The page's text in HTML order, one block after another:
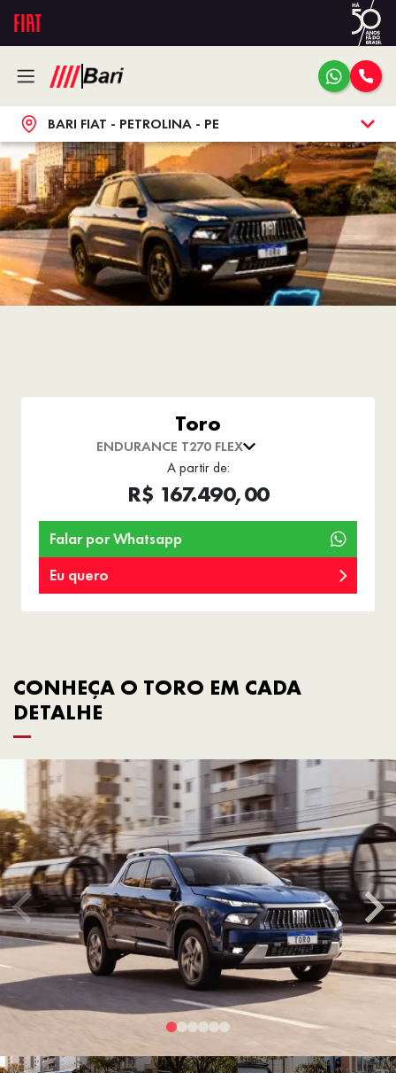
BARI FIAT - PETROLINA - PE
Toro
ENDURANCE T270 FLEX
A partir de:
R$ 167.490,00
Falar por Whatsapp
Eu quero
CONHEÇA O TORO EM CADA
DETALHE